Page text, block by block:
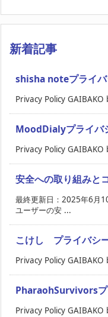
新着記事
shisha noteプライ
Privacy Policy
MoodDialyプライバ
Privacy Policy
安全への取り組みと
最終更新日：2025年6月
ユーザーの安 ...
こけし プライバシ
Privacy Policy
PharaohSurvivors
Privacy Policy